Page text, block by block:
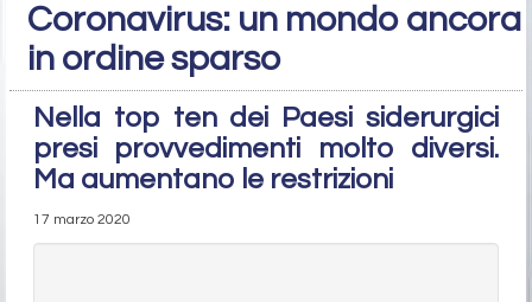
Coronavirus: un mondo ancora
in ordine sparso
Nella top ten dei Paesi siderurgici
presi provvedimenti molto diversi.
Ma aumentano le restrizioni
17 marzo 2020